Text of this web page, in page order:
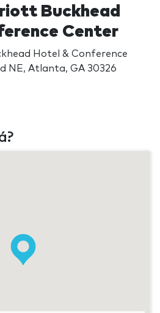
Buckhead
Center
Hotel & Conference
NE, Atlanta, GA 30326